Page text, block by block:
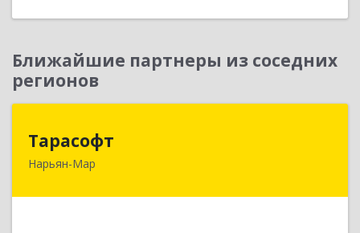
Ближайшие партнеры из соседних
регионов
Тарасофт
Нарьян-Мар166000, Ненецкий АО, Нарьян-Мар г, им